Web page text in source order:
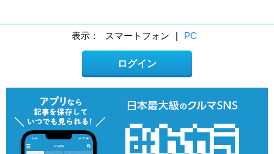
表示： スマートフォン | PC
ログイン